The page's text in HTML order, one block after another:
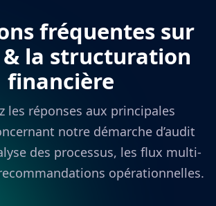
fréquentes sur
& la structuration
financière
les réponses aux principales
notre démarche d’audit
des processus, les flux multi-
opérationnelles.